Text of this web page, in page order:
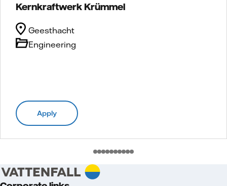
Kernkraftwerk Krümmel
Engineering
Geesthacht
Apply